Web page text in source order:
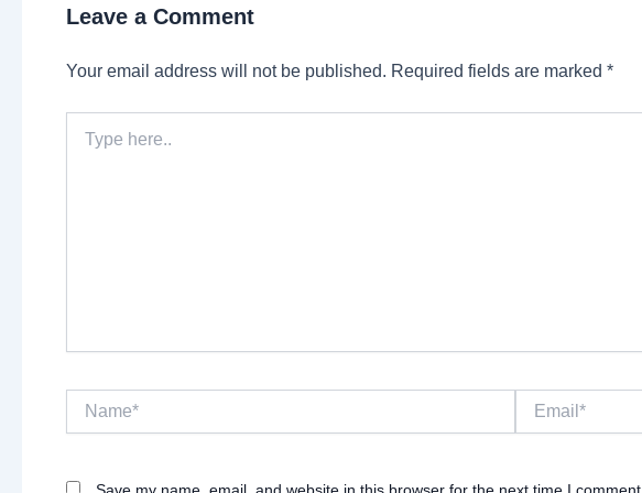
Leave a Comment
Your email address will not be published. Required fields are marked *
here..